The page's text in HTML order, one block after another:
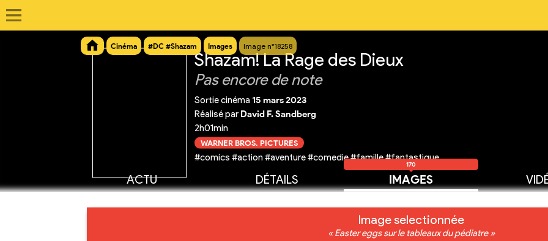
Cinéma #DC #Shazam Images Image n°18258
Shazam! La Rage des Dieux
Pas encore de note
Sortie cinéma15 mars 2023
Réalisé par David F. Sandberg
2h01min
WARNER BROS. PICTURES
#comics #action #aventure #comedie #famille #fantastique
ACTU DÉTAILS IMAGES
170
Image selectionnée
« Easter eggs sur le tableaux du pédiatre »